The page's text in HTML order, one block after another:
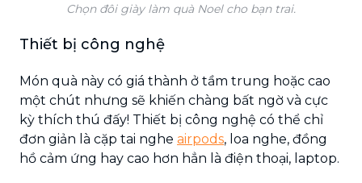
Chọn đôi giày làm quà Noel cho bạn trai.
Thiết bị công nghệ
Món quà này có giá thành ở tầm trung hoặc cao
một chút nhưng sẽ khiến chàng bất ngờ và cực
kỳ thích thú đấy! Thiết bị công nghệ có thể chỉ
đơn giản là cặp tai nghe airpods, loa nghe, đồng
hồ cảm ứng hay cao hơn hẳn là điện thoại, laptop.